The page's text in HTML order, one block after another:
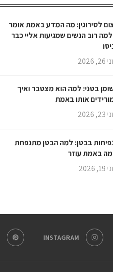
לסירוגין: מה המדע באמת אומר
רוב הנשים שמגיעות אליי כבר
26, 2026
בטני: למה הוא מצטבר ואיך
אותו באמת
23, 2026
בבטן: למה הבטן מתנפחת
באמת עוזר
19, 2026
INSTAGRAM